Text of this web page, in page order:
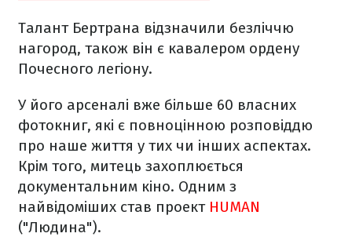
Талант Бертрана відзначили безліччю
нагород, також він є кавалером ордену
Почесного легіону.
У його арсеналі вже більше 60 власних
фотокниг, які є повноцінною розповіддю
про наше життя у тих чи інших аспектах.
Крім того, митець захоплюється
документальним кіно. Одним з
найвідоміших став проект HUMAN
("Людина").